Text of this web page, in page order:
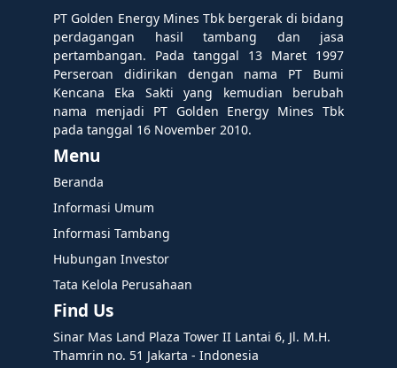
PT Golden Energy Mines Tbk bergerak di bidang
perdagangan hasil tambang dan jasa
pertambangan. Pada tanggal 13 Maret 1997
Perseroan didirikan dengan nama PT Bumi
Kencana Eka Sakti yang kemudian berubah
nama menjadi PT Golden Energy Mines Tbk
pada tanggal 16 November 2010.
Menu
Beranda
Informasi Umum
Informasi Tambang
Hubungan Investor
Tata Kelola Perusahaan
Find Us
Sinar Mas Land Plaza Tower II Lantai 6, Jl. M.H.
Thamrin no. 51 Jakarta - Indonesia